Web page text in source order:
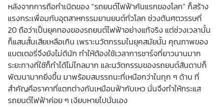
หลังจากการถือกำเนิดของ “รถยนต์ไฟฟ้าคันแรกของโลก” ก็สร้าง
แรงกระเพื่อมกับอุตสาหกรรมยานยนต์ทั่วโลก ช่วงต้นศตวรรษที่
20 ถือว่าเป็นยุคทองของรถยนต์ไฟฟ้าอย่างแท้จริง แต่ช่วงเวลานั้น
ก็แสนสั้นเสียเหลือเกิน เพราะนวัตกรรมในยุคสมัยนั้น คุณภาพของ
แบตเตอรี่จึงยังไม่ดีนัก ทำให้ต้องใช้เวลาการชาร์จที่ยาวนานมาก
ระยะทางที่ใช้ก็ทำได้ไม่ไกลมาก และนวัตกรรมของรถยนต์สันดาปก็
พัฒนามากยิ่งขึ้น มาพร้อมสมรรถนะที่เหนือกว่าในทุก ๆ ด้าน ที่
สำคัญคือราคาที่แตกต่างกันเหมือนฟ้ากับเหว นั่นจึงทำให้กระแส
รถยนต์ไฟฟ้าค่อย ๆ เงียบหายไปนั่นเอง